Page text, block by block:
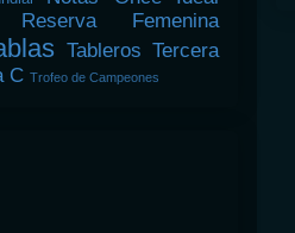
Reserva Femenina
Tableros Tercera
C Trofeo de Campeones